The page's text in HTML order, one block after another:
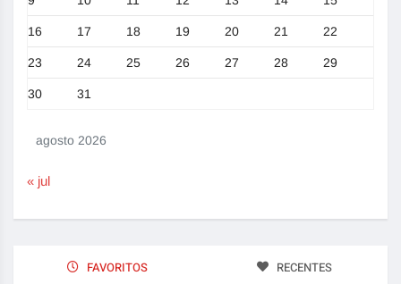
agosto 2026
16 17 18 19 20 21 22
23 24 25 26 27 28 29
30 31
« jul
FAVORITOS RECENTES